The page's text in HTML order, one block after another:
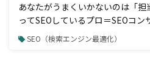
あなたがうまくいかないのは「
ってSEOしているプロ＝SEOコン
SEO（検索エンジン最適化）